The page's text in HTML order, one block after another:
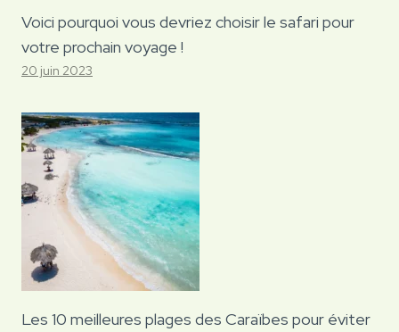
Voici pourquoi vous devriez choisir le safari pour
votre prochain voyage !
20 juin 2023
Les 10 meilleures plages des Caraïbes pour éviter